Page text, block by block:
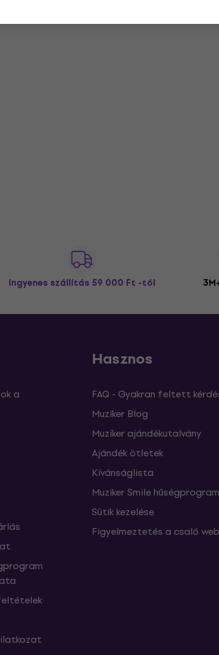
Ingyenes szállítás 59 000 Ft -tól
a
Hasznos
FAQ - Gyakran feltett
Muziker Blog
Muziker ajándékutalvány
Ajándék ötletek
Kívánságlista
Muziker Smile hűségprogram
Sütik kezelése
Figyelmeztetés a csaló